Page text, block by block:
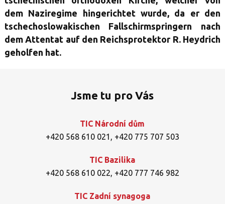
dem Naziregime hingerichtet wurde, da er den
tschechoslowakischen Fallschirmspringern nach
dem Attentat auf den Reichsprotektor R. Heydrich
geholfen hat.
Jsme tu pro Vás
TIC Národní dům
+420 568 610 021 , +420 775 707 503
TIC Bazilika
+420 568 610 022, +420 777 746 982
TIC Zadní synagoga